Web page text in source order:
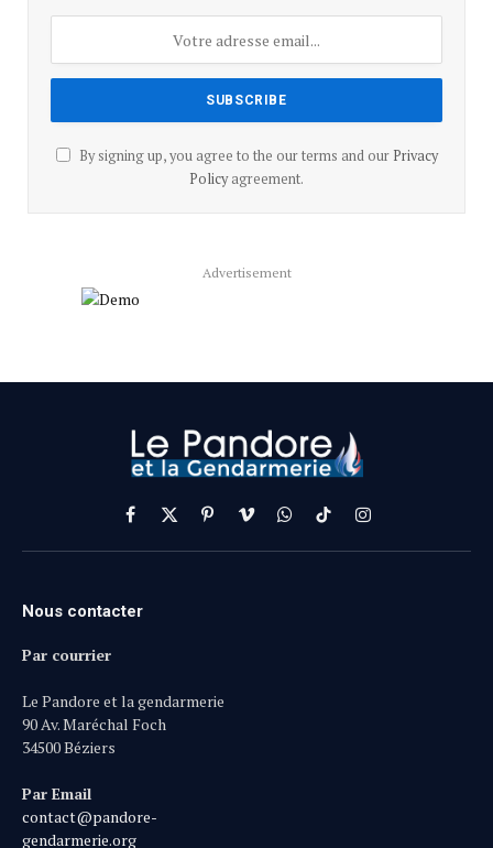
By signing up, you agree to the our terms and our Privacy
Policyagreement.
Advertisement
Facebook
X
(Twitter)
PinterestVimeoWhatsApp
TikTokInstagram
Nous contacter
Par courrier
Le Pandore et la gendarmerie
90 Av. Maréchal Foch
34500 Béziers
Par Email
contact@pandore-
gendarmerie.org